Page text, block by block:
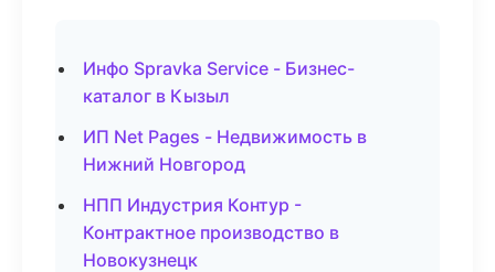
Инфо Spravka Service - Бизнес-
каталог в Кызыл
ИП Net Pages - Недвижимость в
Нижний Новгород
НПП Индустрия Контур -
Контрактное производство в
Новокузнецк